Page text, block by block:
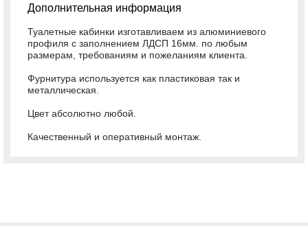
Дополнительная информация
Туалетные кабинки изготавливаем из алюминиевого
профиля с заполнением ЛДСП 16мм. по любым
размерам, требованиям и пожеланиям клиента.
Фурнитура используется как пластиковая так и
металлическая.
Цвет абсолютно любой.
Качественный и оперативный монтаж.